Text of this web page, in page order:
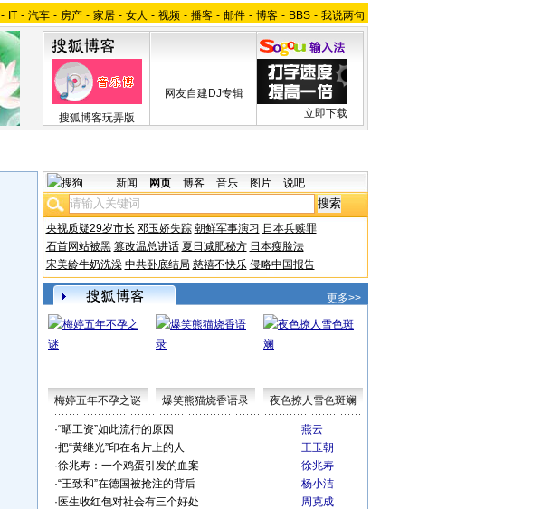
- IT - 汽车 - 房产 - 家居 - 女人 - 视频 - 播客 - 邮件 - 博客 - BBS - 我说两句
搜狐博客玩弄版
网友自建DJ专辑
立即下载
新闻 网页 博客 音乐 图片 说吧
央视质疑29岁市长 邓玉娇失踪 朝鲜军事演习 日本兵赎罪
石首网站被黑 篡改温总讲话 夏日减肥秘方 日本瘦脸法
宋美龄牛奶洗澡 中共卧底结局 慈禧不快乐 侵略中国报告
更多>>
梅婷五年不孕之谜 爆笑熊猫烧香语录 夜色撩人雪色斑斓
·“晒工资”如此流行的原因
燕云
·把“黄继光”印在名片上的人
王玉朝
·徐兆寿：一个鸡蛋引发的血案
徐兆寿
·“王致和”在德国被抢注的背后
杨小洁
· 医生收红包对社会有三个好处 周克成